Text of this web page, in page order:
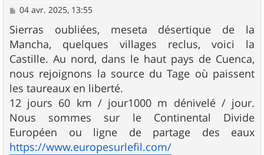
M
s
s
a
g
e
04 avr. 2025, 13:55
Sierras oubliées, meseta désertique de la
Mancha, quelques villages reclus, voici la
Castille. Au nord, dans le haut pays de Cuenca,
nous rejoignons la source du Tage où paissent
les taureaux en liberté.
12 jours 60 km / jour1000 m dénivelé / jour.
Nous sommes sur le Continental Divide
Européen ou ligne de partage des eaux
https://www.europesurlefil.com/